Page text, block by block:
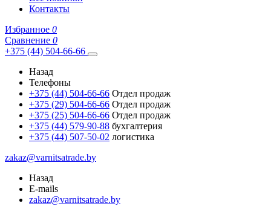
Контакты
Избранное 0
Сравнение 0
+375 (44) 504-66-66
Назад
Телефоны
+375 (44) 504-66-66 Отдел продаж
+375 (29) 504-66-66 Отдел продаж
+375 (25) 504-66-66 Отдел продаж
+375 (44) 579-90-88 бухгалтерия
+375 (44) 507-50-02 логистика
zakaz@varnitsatrade.by
Назад
E-mails
zakaz@varnitsatrade.by